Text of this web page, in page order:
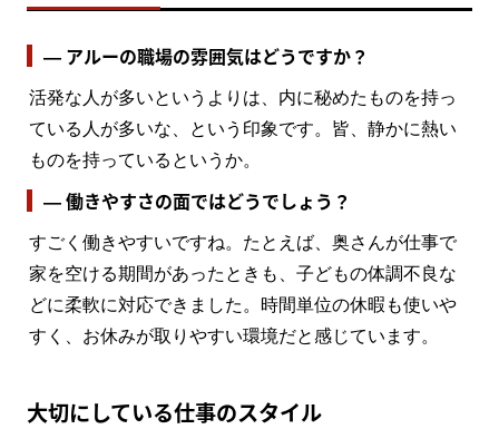
― アルーの職場の雰囲気はどうですか？
活発な人が多いというよりは、内に秘めたものを持っ
ている人が多いな、という印象です。皆、静かに熱い
ものを持っているというか。
― 働きやすさの面ではどうでしょう？
すごく働きやすいですね。たとえば、奥さんが仕事で
家を空ける期間があったときも、子どもの体調不良な
どに柔軟に対応できました。時間単位の休暇も使いや
すく、お休みが取りやすい環境だと感じています。
大切にしている仕事のスタイル